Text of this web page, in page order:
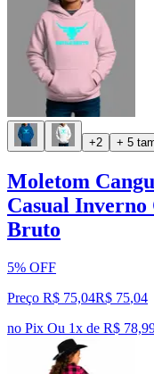
+2 + 5
Moletom
Casual Inverno
Bruto
5% OFF
Preço R$ 75,04R$ 75,04
no Pix Ou 1x de R$